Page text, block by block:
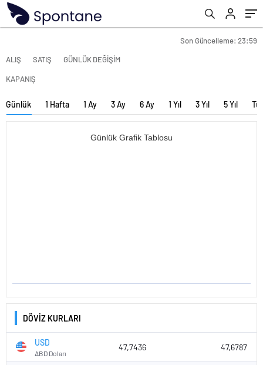
Son Güncelleme: 23:59
ALIŞ
SATIŞ GÜNLÜK DEĞİŞİM
KAPANIŞ
Günlük 1 Hafta 1 Ay 3 Ay 6 Ay 1 Yıl 3 Yıl 5 Yıl
Günlük Grafik Tablosu
DÖVİZ KURLARI
USD
ABD Doları
47,7436 47,6787